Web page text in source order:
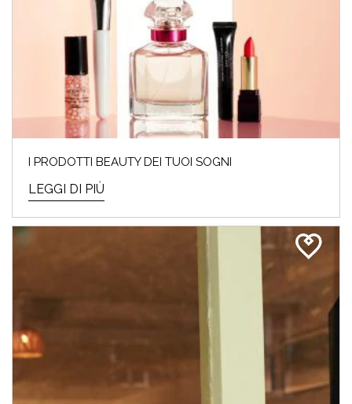
I PRODOTTI BEAUTY DEI TUOI SOGNI
LEGGI DI PIÙ